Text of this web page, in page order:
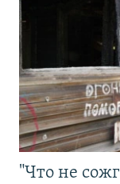
"Что не